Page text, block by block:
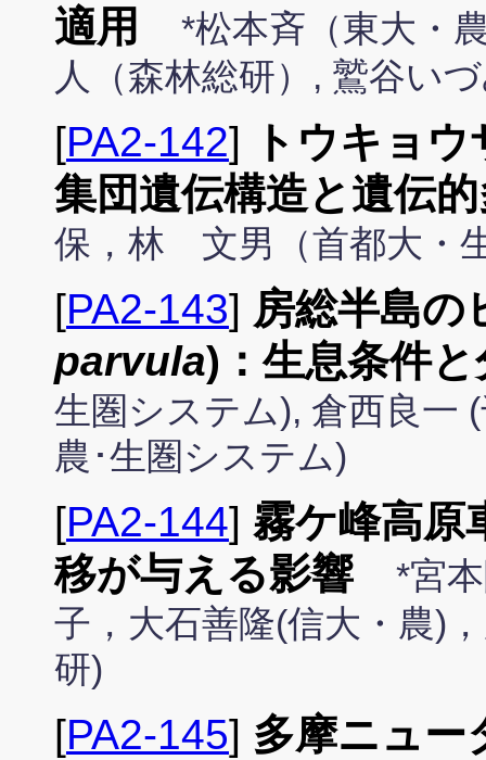
適用
*松本斉（東大・
人（森林総研）, 鷲谷い
[PA2-142]
トウキョ
集団遺伝構造と遺伝
保，林 文男（首都大・
[PA2-143] 房総半島の
parvula)：生息条件
生圏システム), 倉西良一
農･生圏システム)
[PA2-144] 霧ケ峰高原
移が与える影響
*宮
子，大石善隆(信大・農)
研)
[PA2-145] 多摩ニュー